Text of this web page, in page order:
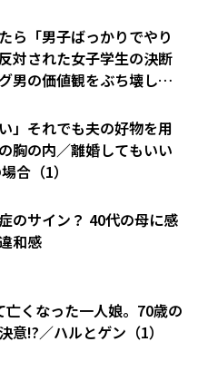
ら「男子ばっかりでやり
対された女子学生の決断
男の価値観をぶち壊した
」それでも夫の好物を用
胸の内／離婚してもいい
合（1）
のサイン？ 40代の母に感
和感
くなった一人娘。70歳の
意!?／ハルとゲン（1）